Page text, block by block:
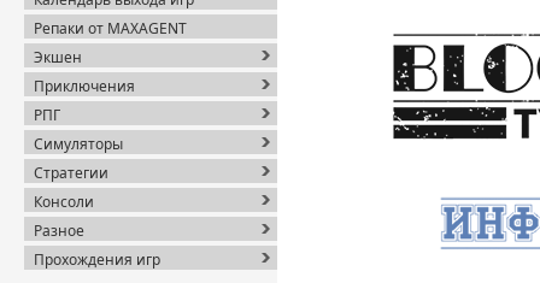
Репаки от MAXAGENT
Экшен
Приключения
РПГ
Симуляторы
Стратегии
Консоли
Разное
Прохождения игр